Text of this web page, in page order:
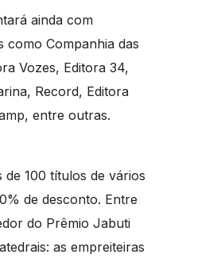
ainda com
como Companhia das
Vozes, Editora 34,
Record, Editora
entre outras.
de 100 títulos de vários
de desconto. Entre
do Prêmio Jabuti
as empreiteiras